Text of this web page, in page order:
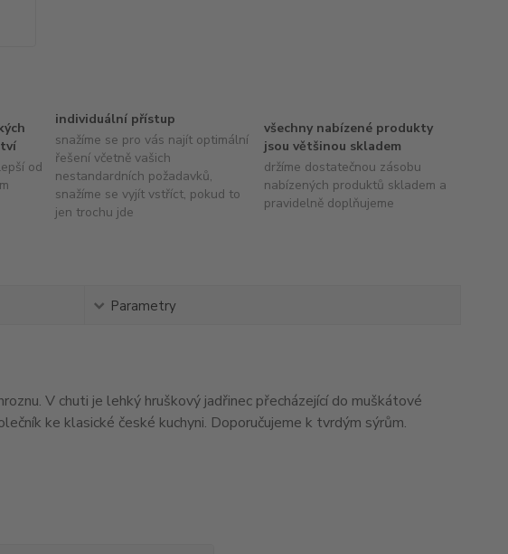
od
individuální přístup
snažíme se pro vás najít optimální
řešení včetně vašich
nestandardních požadavků,
snažíme se vyjít vstříct, pokud to
jen trochu jde
všechny nabízené produkty
jsou většinou skladem
držíme dostatečnou zásobu
nabízených produktů skladem a
pravidelně doplňujeme
Parametry
V chuti je lehký hruškový jadřinec přecházející do muškátové
ke klasické české kuchyni. Doporučujeme k tvrdým sýrům.